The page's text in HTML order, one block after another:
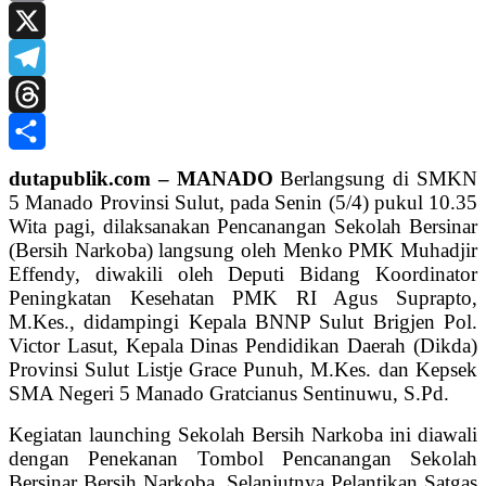
Print
X
Telegram
Threads
Share
dutapublik.com – MANADO Berlangsung di SMKN
5 Manado Provinsi Sulut, pada Senin (5/4) pukul 10.35
Wita pagi, dilaksanakan Pencanangan Sekolah Bersinar
(Bersih Narkoba) langsung oleh Menko PMK Muhadjir
Effendy, diwakili oleh Deputi Bidang Koordinator
Peningkatan Kesehatan PMK RI Agus Suprapto,
M.Kes., didampingi Kepala BNNP Sulut Brigjen Pol.
Victor Lasut, Kepala Dinas Pendidikan Daerah (Dikda)
Provinsi Sulut Listje Grace Punuh, M.Kes. dan Kepsek
SMA Negeri 5 Manado Gratcianus Sentinuwu, S.Pd.
Kegiatan launching Sekolah Bersih Narkoba ini diawali
dengan Penekanan Tombol Pencanangan Sekolah